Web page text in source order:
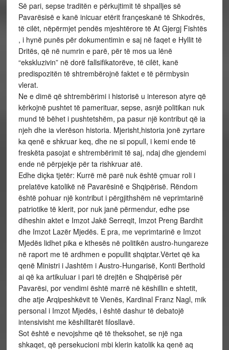
Së pari, sepse traditën e përkujtimit të shpalljes së
Pavarësisë e kanë inicuar etërit françeskanë të Shkodrës,
të cilët, nëpërmjet pendës mjeshtërore të At Gjergj Fishtës
, i hynë punës për dokumentimin e saj në faqet e Hyllit të
Dritës, që në numrin e parë, për të mos ua lënë
“ekskluzivin” në dorë fallsifikatorëve, të cilët, kanë
predispozitën të shtrembërojnë faktet e të përmbysin
vlerat.
Ne e dimë që shtrembërimi i historisë u intereson atyre që
kërkojnë pushtet të pamerituar, sepse, asnjë politikan nuk
mund të bëhet i pushtetshëm, pa pasur një kontribut që ia
njeh dhe ia vlerëson historia. Mjerisht,historia jonë zyrtare
ka qenë e shkruar keq, dhe ne si popull, i kemi ende të
freskëta pasojat e shtrembërimit të saj, ndaj dhe gjendemi
ende në përpjekje për ta rishkruar atë.
Edhe diçka tjetër: Kurrë më parë nuk është çmuar roli i
prelatëve katolikë në Pavarësinë e Shqipërisë. Rëndom
është pohuar një kontribut i përgjithshëm në veprimtarinë
patriotike të klerit, por nuk janë përmendur, edhe pse
diheshin aktet e Imzot Jakë Serreqit, Imzot Preng Bardhit
dhe Imzot Lazër Mjedës. E pra, me veprimtarinë e Imzot
Mjedës lidhet pika e kthesës në politikën austro-hungareze
në raport me të ardhmen e popullit shqiptar.Vërtet që ka
qenë Ministri i Jashtëm i Austro-Hungarisë, Konti Berthold
ai që ka artikuluar i pari të drejtën e Shqipërisë për
Pavarësi, por vendimi është marrë në këshillin e shtetit,
dhe atje Arqipeshkëvit të Vienës, Kardinal Franz Nagl, mik
personal i Imzot Mjedës, i është dashur të debatojë
intensivisht me këshilltarët filosllavë.
Sot është e nevojshme që të theksohet, se një nga
shkaqet, që persekucioni mbi klerin katolik ka qenë aq